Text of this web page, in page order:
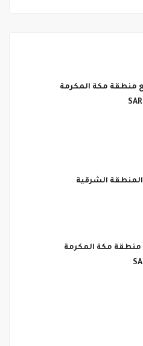
منطقة مكة المكرمة
الشرقية
مكة المكرمة